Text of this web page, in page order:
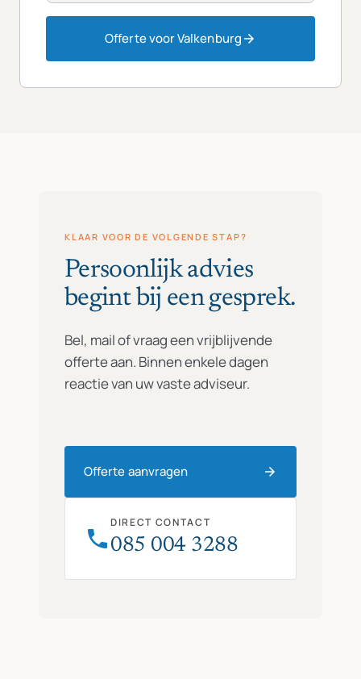
Offerte voor Valkenburg
KLAAR VOOR DE VOLGENDE STAP?
Persoonlijk advies
begint bij een gesprek.
Bel, mail of vraag een vrijblijvende
offerte aan. Binnen enkele dagen
reactie van uw vaste adviseur.
Offerte aanvragen
DIRECT CONTACT
085 004 3288